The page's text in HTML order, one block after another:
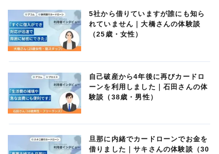
5社から借りていますが誰にも知ら
れていません｜大橋さんの体験談
（25歳・女性）
自己破産から4年後に再びカードロ
ーンを利用しました｜石田さんの体
験談（38歳・男性）
旦那に内緒でカードローンでお金を
借りました｜サキさんの体験談（30